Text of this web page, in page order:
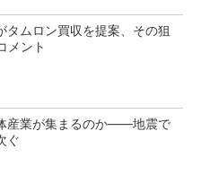
タムロン買収を提案、その狙
メント
産業が集まるのか――地震で
ぐ